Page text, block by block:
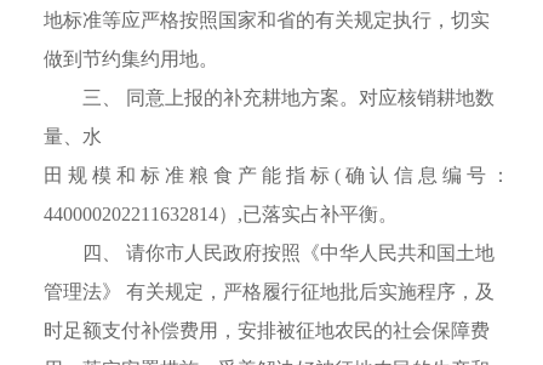
地标准等应严格按照国家和省的有关规定执行，切实
做到节约集约用地。
三、 同意上报的补充耕地方案。对应核销耕地数
量、水
田 规 模 和 标 准 粮 食 产 能 指 标 ( 确 认 信 息 编 号 ：
440000202211632814）,已落实占补平衡。
四、 请你市人民政府按照《中华人民共和国土地
管理法》 有关规定，严格履行征地批后实施程序，及
时足额支付补偿费用，安排被征地农民的社会保障费